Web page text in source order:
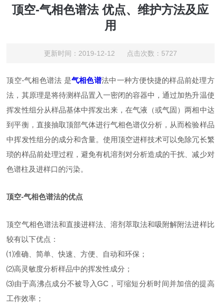
顶空-气相色谱法 优点、维护方法及应
用
更新时间：2019-12-12 点击次数：5727
顶空-气相色谱法 是气相色谱法中一种方便快捷的样品前处理方
法，其原理是将待测样品置入一密闭的容器中，通过加热升温使
挥发性组分从样品基体中挥发出来，在气液（或气固）两相中达
到平衡，直接抽取顶部气体进行气相色谱仪分析，从而检验样品
中挥发性组分的成分和含量。使用顶空进样技术可以免除冗长繁
琐的样品前处理过程，避免有机溶剂对分析造成的干扰、减少对
色谱柱及进样口的污染。
顶空-气相色谱法的优点
顶空气相色谱法和直接进样法、溶剂萃取法和吸附解附法进样比
较有以下优点：
⑴准确、简单、快速、方便、自动和环保；
⑵高灵敏度分析样品中的挥发性成分；
⑶由于高沸点成分不被导入GC，可缩短分析时间并加倍的提高
工作效率；